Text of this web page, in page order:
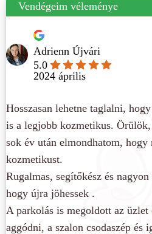
Vendégeim véleménye
Adrienn Újvári
5.0
2024 április
Hosszasan lehetne taglalni,
is a legjobb kozmetikus.
sok év után elmondhatom,
kozmetikust.
Rugalmas, segítőkész és
hogy újra jöhessek .
A parkolás is megoldott az
aggódni, a szalon csodaszép és